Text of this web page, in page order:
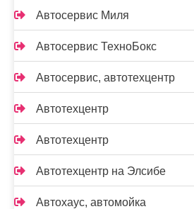
Автосервис Миля
Автосервис ТехноБокс
Автосервис, автотехцентр
Автотехцентр
Автотехцентр
Автотехцентр на Элсибе
Автохаус, автомойка